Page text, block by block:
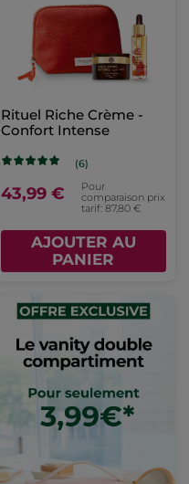
Rituel Riche Crème -
Confort Intense
(6)
43,99 €
Pour
comparaison prix
tarif: 87,80 €
AJOUTER AU
PANIER